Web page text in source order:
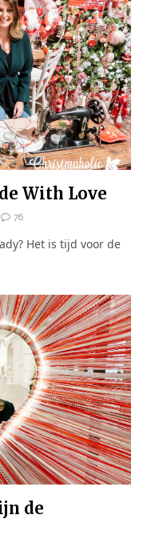
With Love
76
Het is tijd voor de
de